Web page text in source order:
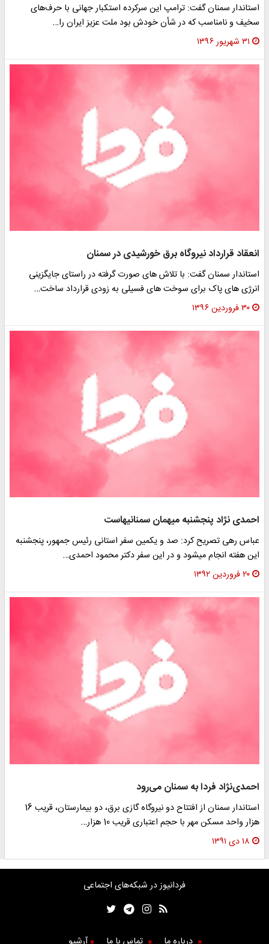
استاندار سمنان گفت: ترامپ این سرکرده استکبار جهانی با حرف‌های
سخیف و نامناسب که در شأن خودش بود ملت عزیز ایران را…
۳۱ شهریور ۱۳۹۶
انعقاد قرارداد نیروگاه برق خورشیدی در سمنان
استاندار سمنان گفت: با تلاش های صورت گرفته در راستای جایگزینی
انرژی های پاک برای سوخت های فسیلی به زودی قرارداد ساخت…
۳۰ فروردین ۱۳۹۶
احمدی‏ نژاد پنج‎شنبه میهمان سمنانی‏هاست
عباس رهی تصریح کرد: صد و یکمین سفر استانی رئیس جمهور، پنج‏شنبه
این هفته انجام می‏شود و در این سفر دکتر محمود احمدی‏…
۲۰ فروردین ۱۳۹۲
احمدی‌نژاد فردا به سمنان می‌رود
استاندار سمنان از افتتاح دو نیروگاه گازی برق، دو بیمارستان، قریب 16
هزار واحد مسکن مهر با حجم اعتباری قریب 10 هزار…
۱۸ دی ۱۳۹۱
فردانیوز در شبکه‌های اجتماعی